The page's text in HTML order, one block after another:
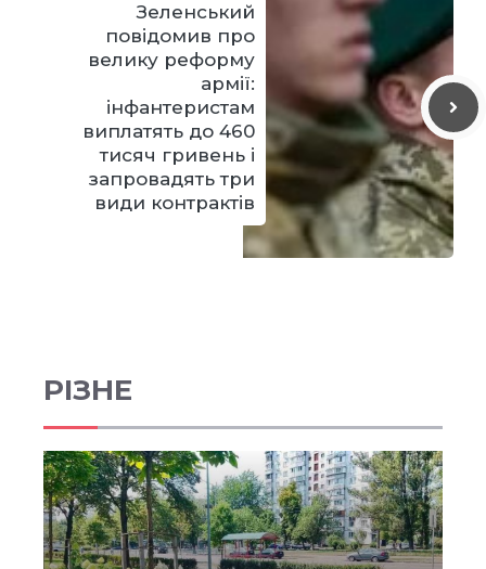
Зеленський
повідомив про
велику реформу
армії:
інфантеристам
виплатять до 460
тисяч гривень і
запровадять три
види контрактів
РІЗНЕ